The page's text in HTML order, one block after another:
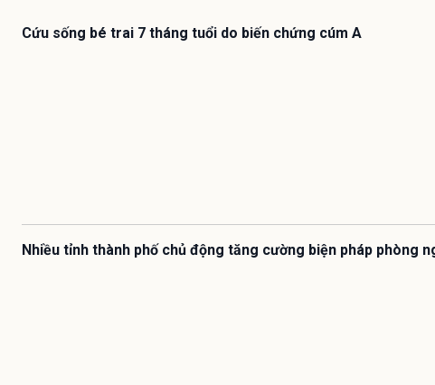
Cứu sống bé trai 7 tháng tuổi do biến chứng cúm A
Nhiều tỉnh thành phố chủ động tăng cường biện pháp phòng